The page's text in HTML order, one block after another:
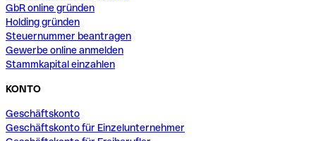
GbR online gründen
Holding gründen
Steuernummer beantragen
Gewerbe online anmelden
Stammkapital einzahlen
KONTO
Geschäftskonto
Geschäftskonto für Einzelunternehmer